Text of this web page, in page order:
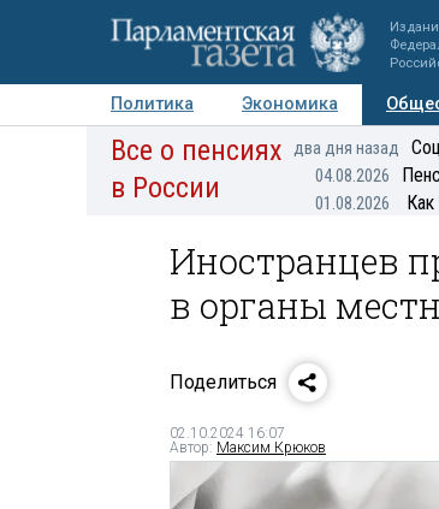
Политика Экономика
Авторы Персоны Мнения
Все о пенсиях
в России
два дня назад
04.08.2026
01.08.2026
Иностранцев
в органы
Поделиться
02.10.2024 16:07
Автор: Максим Крюков